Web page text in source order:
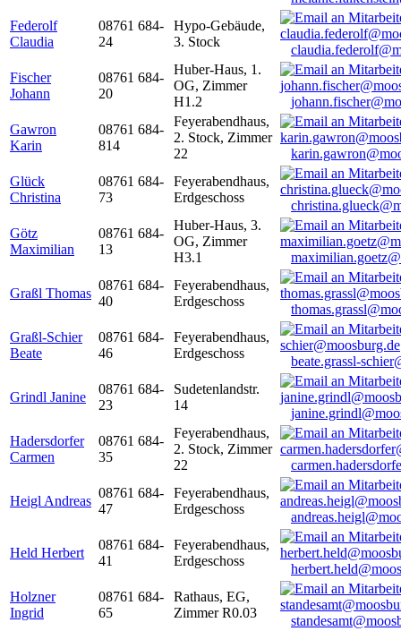
Federolf
Claudia
08761 684-
24
Hypo-Gebäude,
3. Stock
Fischer
Johann
08761 684-
20
Huber-Haus, 1.
OG, Zimmer
H1.2
Gawron
Karin
08761 684-
814
Feyerabendhaus,
2. Stock, Zimmer
22
Glück
Christina
08761 684-
73
Feyerabendhaus,
Erdgeschoss
Götz
Maximilian
08761 684-
13
Huber-Haus, 3.
OG, Zimmer
H3.1
Graßl Thomas
08761 684-
40
Feyerabendhaus,
Erdgeschoss
Graßl-Schier
Beate
08761 684-
46
Feyerabendhaus,
Erdgeschoss
beate.grassl-
Grindl Janine
08761 684-
23
Sudetenlandstr.
14
Hadersdorfer
Carmen
08761 684-
35
Feyerabendhaus,
2. Stock, Zimmer
22
Heigl Andreas
08761 684-
47
Feyerabendhaus,
Erdgeschoss
Held Herbert
08761 684-
41
Feyerabendhaus,
Erdgeschoss
Holzner
Ingrid
08761 684-
65
Rathaus, EG,
Zimmer R0.03